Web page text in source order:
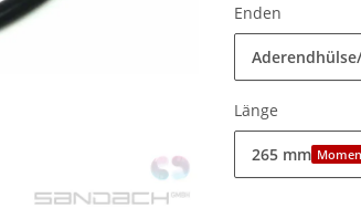
Enden
Länge
265 mm